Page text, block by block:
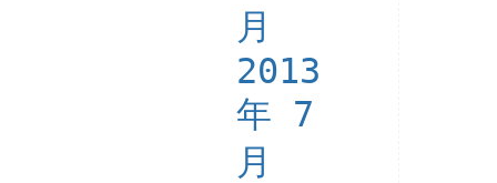
月
2013
年 7
月